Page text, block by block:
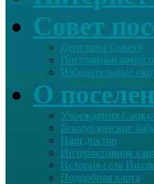
Совет
Депутаты Совета
Постоянныt
Избирательные
О
Учреждения
Бекмурзинские
Наш доктор
Интерактивная
История села
Подробная карта